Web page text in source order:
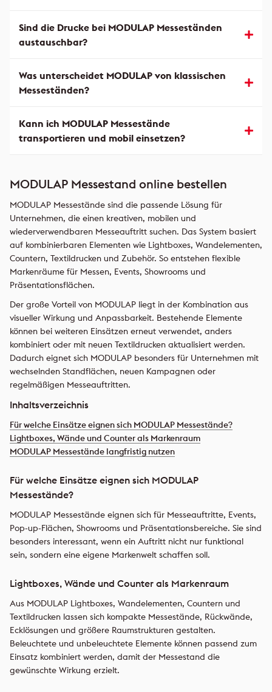
Sind die Drucke bei MODULAP Messeständen
austauschbar?
Was unterscheidet MODULAP von klassischen
Messeständen?
Kann ich MODULAP Messestände
transportieren und mobil einsetzen?
MODULAP Messestand online bestellen
MODULAP Messestände sind die passende Lösung für
Unternehmen, die einen kreativen, mobilen und
wiederverwendbaren Messeauftritt suchen. Das System basiert
auf kombinierbaren Elementen wie Lightboxes, Wandelementen,
Countern, Textildrucken und Zubehör. So entstehen flexible
Markenräume für Messen, Events, Showrooms und
Präsentationsflächen.
Der große Vorteil von MODULAP liegt in der Kombination aus
visueller Wirkung und Anpassbarkeit. Bestehende Elemente
können bei weiteren Einsätzen erneut verwendet, anders
kombiniert oder mit neuen Textildrucken aktualisiert werden.
Dadurch eignet sich MODULAP besonders für Unternehmen mit
wechselnden Standflächen, neuen Kampagnen oder
regelmäßigen Messeauftritten.
Inhaltsverzeichnis
Für welche Einsätze eignen sich MODULAP Messestände?
Lightboxes, Wände und Counter als Markenraum
MODULAP Messestände langfristig nutzen
Für welche Einsätze eignen sich MODULAP
Messestände?
MODULAP Messestände eignen sich für Messeauftritte, Events,
Pop-up-Flächen, Showrooms und Präsentationsbereiche. Sie sind
besonders interessant, wenn ein Auftritt nicht nur funktional
sein, sondern eine eigene Markenwelt schaffen soll.
Lightboxes, Wände und Counter als Markenraum
Aus MODULAP Lightboxes, Wandelementen, Countern und
Textildrucken lassen sich kompakte Messestände, Rückwände,
Ecklösungen und größere Raumstrukturen gestalten.
Beleuchtete und unbeleuchtete Elemente können passend zum
Einsatz kombiniert werden, damit der Messestand die
gewünschte Wirkung erzielt.